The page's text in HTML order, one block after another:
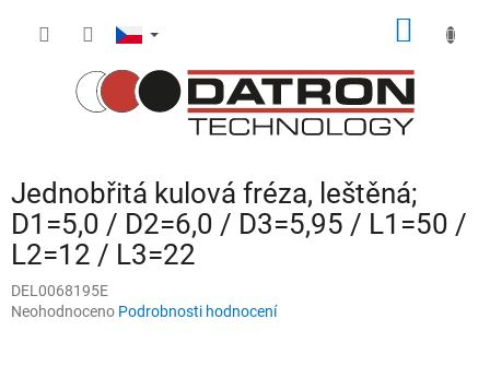
Jednobřitá kulová fréza, leštěná;
D1=5,0 / D2=6,0 / D3=5,95 / L1=50 /
L2=12 / L3=22
DEL0068195E
Průměrné
Neohodnoceno Podrobnosti hodnocení